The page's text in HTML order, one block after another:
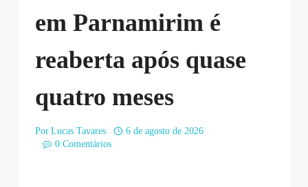
em Parnamirim é
reaberta após quase
quatro meses
Por Lucas Tavares
6 de agosto de 2026
0 Comentários